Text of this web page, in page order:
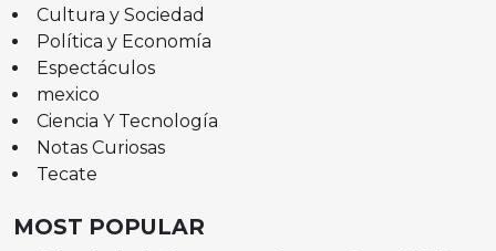
Cultura y Sociedad
Política y Economía
Espectáculos
mexico
Ciencia Y Tecnología
Notas Curiosas
Tecate
MOST POPULAR